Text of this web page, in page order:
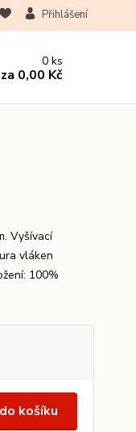
Přihlášení
0ks
za 0,00 Kč
Vyšívací
vláken
100%
košíku